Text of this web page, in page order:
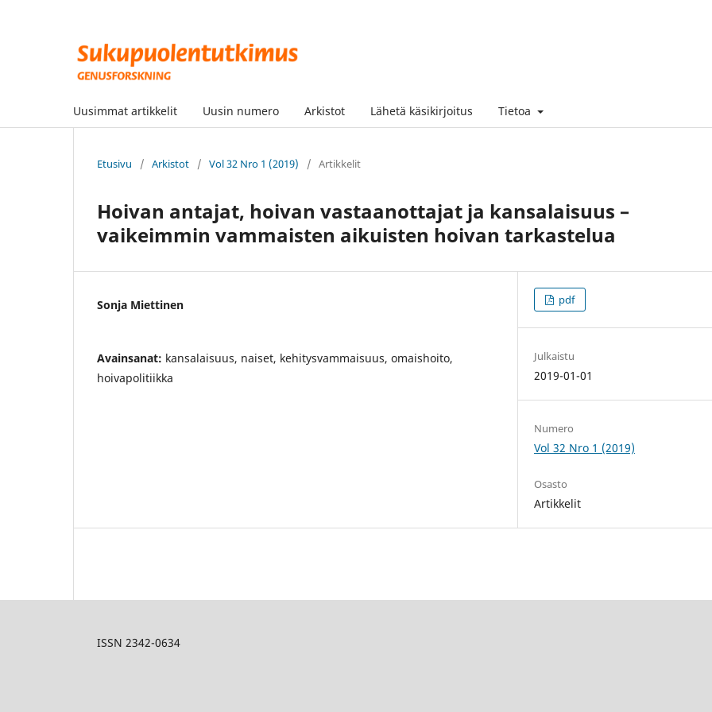
Uusimmat artikkelit Uusin numero Arkistot Lähetä käsikirjoitus Tietoa
Etusivu / Arkistot / Vol 32 Nro 1 (2019) / Artikkelit
Hoivan antajat, hoivan vastaanottajat ja kansalaisuus –
vaikeimmin vammaisten aikuisten hoivan tarkastelua
Sonja Miettinen
Avainsanat: kansalaisuus, naiset, kehitysvammaisuus, omaishoito,
hoivapolitiikka
pdf
Julkaistu
2019-01-01
Numero
Vol 32 Nro 1 (2019)
Osasto
Artikkelit
ISSN 2342-0634